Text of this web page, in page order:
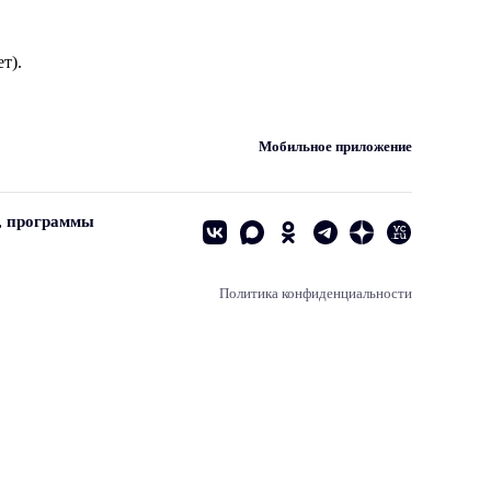
Мобильное приложение
программы
Политика конфиденциальности